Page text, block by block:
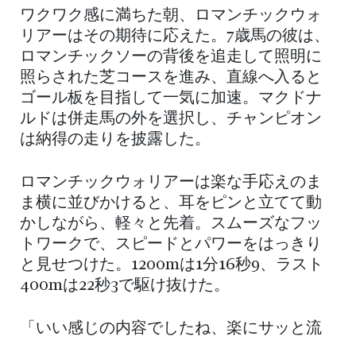
ワクワク感に満ちた朝、ロマンチックウォ
リアーはその期待に応えた。7歳馬の彼は、
ロマンチックソーの背後を追走して照明に
照らされた芝コースを進み、直線へ入ると
ゴール板を目指して一気に加速。マクドナ
ルドは併走馬の外を選択し、チャンピオン
は納得の走りを披露した。
ロマンチックウォリアーは楽な手応えのま
ま横に並びかけると、耳をピンと立てて動
かしながら、軽々と先着。スムーズなフッ
トワークで、スピードとパワーをはっきり
と見せつけた。1200mは1分16秒9、ラスト
400mは22秒3で駆け抜けた。
「いい感じの内容でしたね、楽にサッと流